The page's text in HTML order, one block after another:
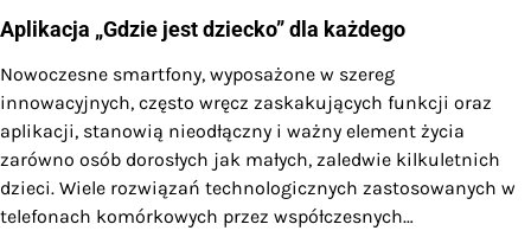
Aplikacja „Gdzie jest dziecko” dla każdego
Nowoczesne smartfony, wyposażone w szereg
innowacyjnych, często wręcz zaskakujących funkcji oraz
aplikacji, stanowią nieodłączny i ważny element życia
zarówno osób dorosłych jak małych, zaledwie kilkuletnich
dzieci. Wiele rozwiązań technologicznych zastosowanych w
telefonach komórkowych przez współczesnych…